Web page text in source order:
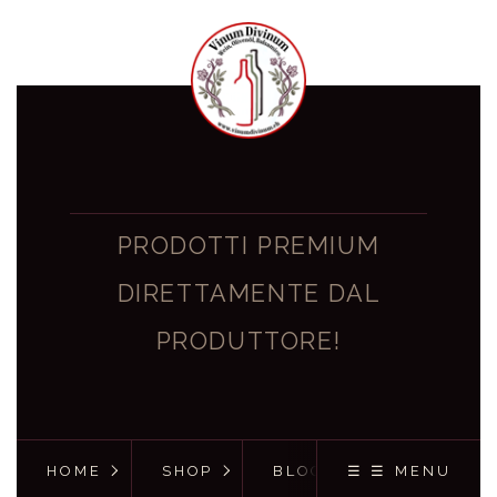
PRODOTTI PREMIUM
DIRETTAMENTE DAL
PRODUTTORE!
HOME SHOP BLOG ☰ ☰ MENU